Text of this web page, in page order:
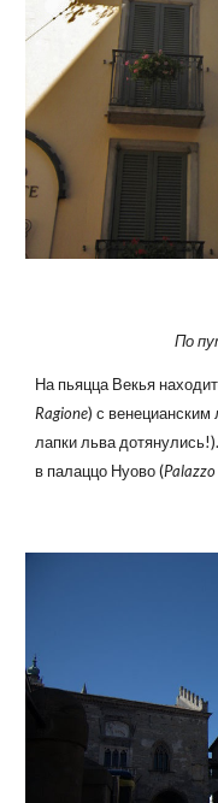
По
На пьяцца Векья
Ragione) с
лапки льва
в палаццо Нуово (